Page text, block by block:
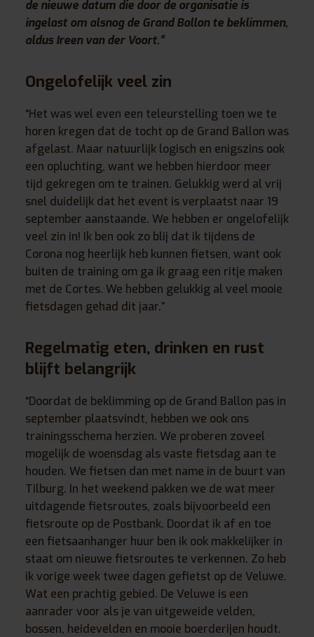
de nieuwe datum die door de organisatie is
ingelast om alsnog de Grand Ballon te beklimmen,
aldus Ireen van der Voort.”
Ongelofelijk veel zin
“Het was wel even een teleurstelling toen we te
horen kregen dat de tocht op de Grand Ballon was
afgelast. Maar natuurlijk logisch en enigszins ook
een opluchting, want we hebben hierdoor meer
tijd gekregen om te trainen. Gelukkig werd al vrij
snel duidelijk dat het event is verplaatst naar 19
september aanstaande. We hebben er ongelofelijk
veel zin in! Ik ben ook zo blij dat ik tijdens de
Corona nog heerlijk heb kunnen fietsen, want ook
buiten de training om ga ik graag een ritje maken
met de Cortes. We hebben gelukkig al veel mooie
fietsdagen gehad dit jaar.”
Regelmatig eten, drinken en rust
blijft belangrijk
“Doordat de beklimming op de Grand Ballon pas in
september plaatsvindt, hebben we ook ons
trainingsschema herzien. We proberen zoveel
mogelijk de woensdag als vaste fietsdag aan te
houden. We fietsen dan met name in de buurt van
Tilburg. In het weekend pakken we de wat meer
uitdagende fietsroutes, zoals bijvoorbeeld een
fietsroute op de Postbank. Doordat ik af en toe
een fietsaanhanger huur ben ik ook makkelijker in
staat om nieuwe fietsroutes te verkennen. Zo heb
ik vorige week twee dagen gefietst op de Veluwe.
Wat een prachtig gebied. De Veluwe is een
aanrader voor als je van uitgeweide velden,
bossen, heidevelden en mooie boerderijen houdt.